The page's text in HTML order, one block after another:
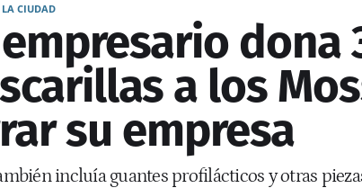
LA CIUDAD
dona
a los
su empresa
incluía guantes profilácticos y otras